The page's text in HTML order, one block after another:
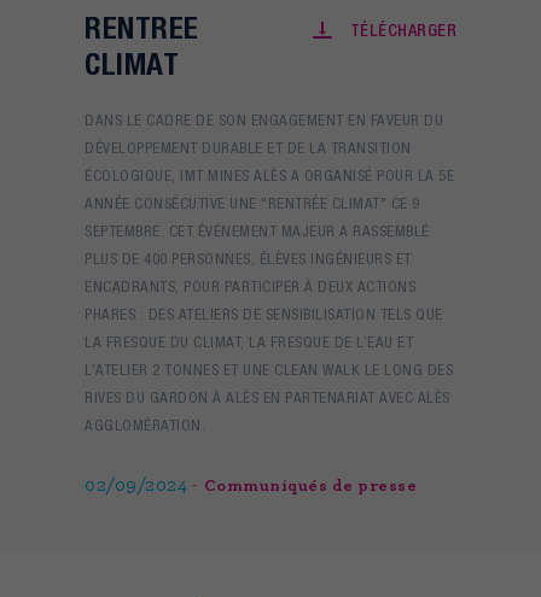
RENTREE
CLIMAT
TÉLÉCHARGER
DANS LE CADRE DE SON ENGAGEMENT EN FAVEUR DU
DÉVELOPPEMENT DURABLE ET DE LA TRANSITION
ÉCOLOGIQUE, IMT MINES ALÈS A ORGANISÉ POUR LA 5E
ANNÉE CONSÉCUTIVE UNE "RENTRÉE CLIMAT" CE 9
SEPTEMBRE. CET ÉVÉNEMENT MAJEUR A RASSEMBLÉ
PLUS DE 400 PERSONNES, ÉLÈVES INGÉNIEURS ET
ENCADRANTS, POUR PARTICIPER À DEUX ACTIONS
PHARES : DES ATELIERS DE SENSIBILISATION TELS QUE
LA FRESQUE DU CLIMAT, LA FRESQUE DE L’EAU ET
L’ATELIER 2 TONNES ET UNE CLEAN WALK LE LONG DES
RIVES DU GARDON À ALÈS EN PARTENARIAT AVEC ALÈS
AGGLOMÉRATION.
02/09/2024 Communiqués de presse